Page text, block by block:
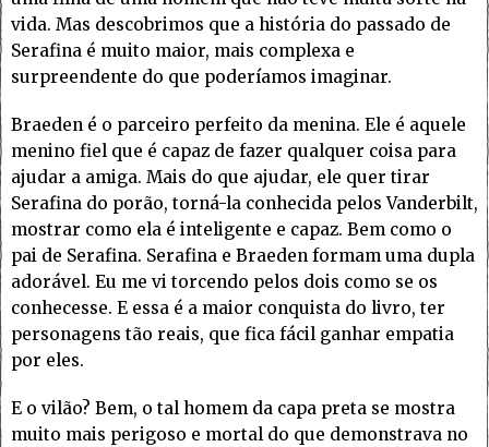
vida. Mas descobrimos que a história do passado de
Serafina é muito maior, mais complexa e
surpreendente do que poderíamos imaginar.
Braeden é o parceiro perfeito da menina. Ele é aquele
menino fiel que é capaz de fazer qualquer coisa para
ajudar a amiga. Mais do que ajudar, ele quer tirar
Serafina do porão, torná-la conhecida pelos Vanderbilt,
mostrar como ela é inteligente e capaz. Bem como o
pai de Serafina. Serafina e Braeden formam uma dupla
adorável. Eu me vi torcendo pelos dois como se os
conhecesse. E essa é a maior conquista do livro, ter
personagens tão reais, que fica fácil ganhar empatia
por eles.
E o vilão? Bem, o tal homem da capa preta se mostra
muito mais perigoso e mortal do que demonstrava no